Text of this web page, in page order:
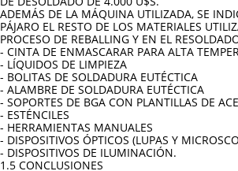
ADEMÁS DE LA MÁQUINA UTILIZADA, SE
PÁJARO EL RESTO DE LOS MATERIALES
PROCESO DE REBALLING Y EN EL
- CINTA DE ENMASCARAR PARA ALTA
- LÍQUIDOS DE LIMPIEZA
- BOLITAS DE SOLDADURA EUTÉCTICA
- ALAMBRE DE SOLDADURA EUTÉCTICA
- SOPORTES DE BGA CON PLANTILLAS DE
- ESTÉNCILES
- HERRAMIENTAS MANUALES
- DISPOSITIVOS ÓPTICOS (LUPAS Y
- DISPOSITIVOS DE ILUMINACIÓN.
1.5 CONCLUSIONES